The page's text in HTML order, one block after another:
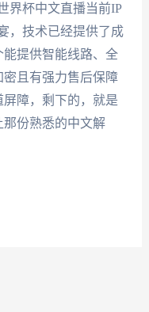
界杯中文直播当前IP
，技术已经提供了成
提供智能线路、全
且有强力售后保障
障，剩下的，就是
份熟悉的中文解